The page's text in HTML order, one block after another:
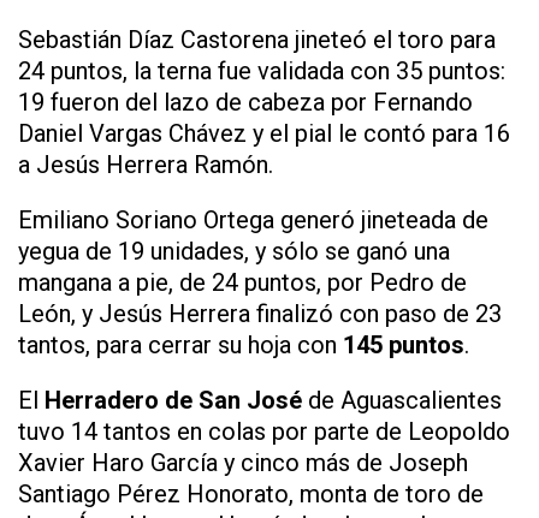
Sebastián Díaz Castorena jineteó el toro para
24 puntos, la terna fue validada con 35 puntos:
19 fueron del lazo de cabeza por Fernando
Daniel Vargas Chávez y el pial le contó para 16
a Jesús Herrera Ramón.
Emiliano Soriano Ortega generó jineteada de
yegua de 19 unidades, y sólo se ganó una
mangana a pie, de 24 puntos, por Pedro de
León, y Jesús Herrera finalizó con paso de 23
tantos, para cerrar su hoja con 145 puntos.
El Herradero de San José de Aguascalientes
tuvo 14 tantos en colas por parte de Leopoldo
Xavier Haro García y cinco más de Joseph
Santiago Pérez Honorato, monta de toro de